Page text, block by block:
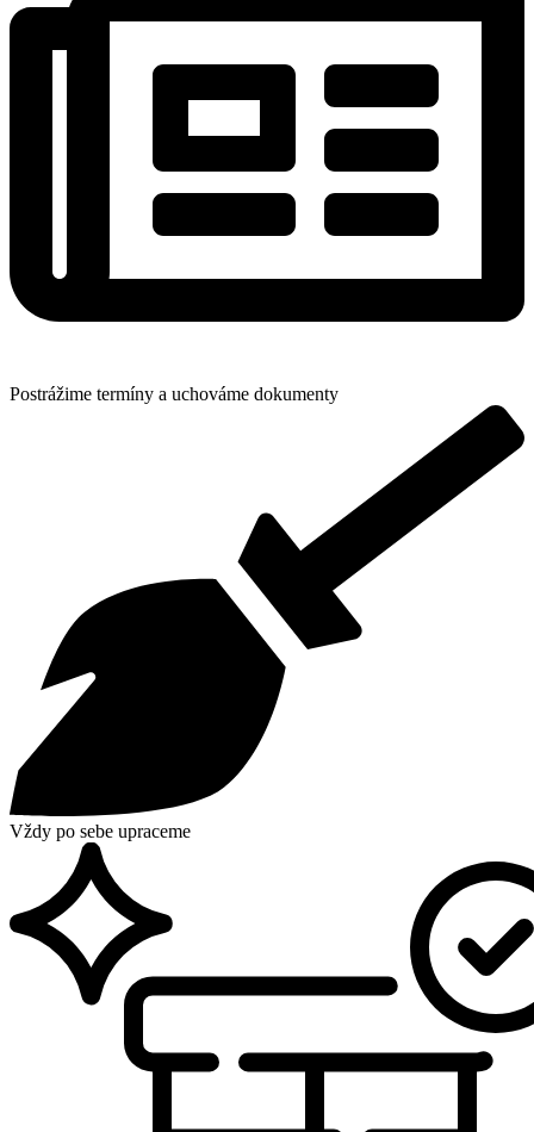
Postrážime termíny a uchováme dokumenty
Vždy po sebe upraceme